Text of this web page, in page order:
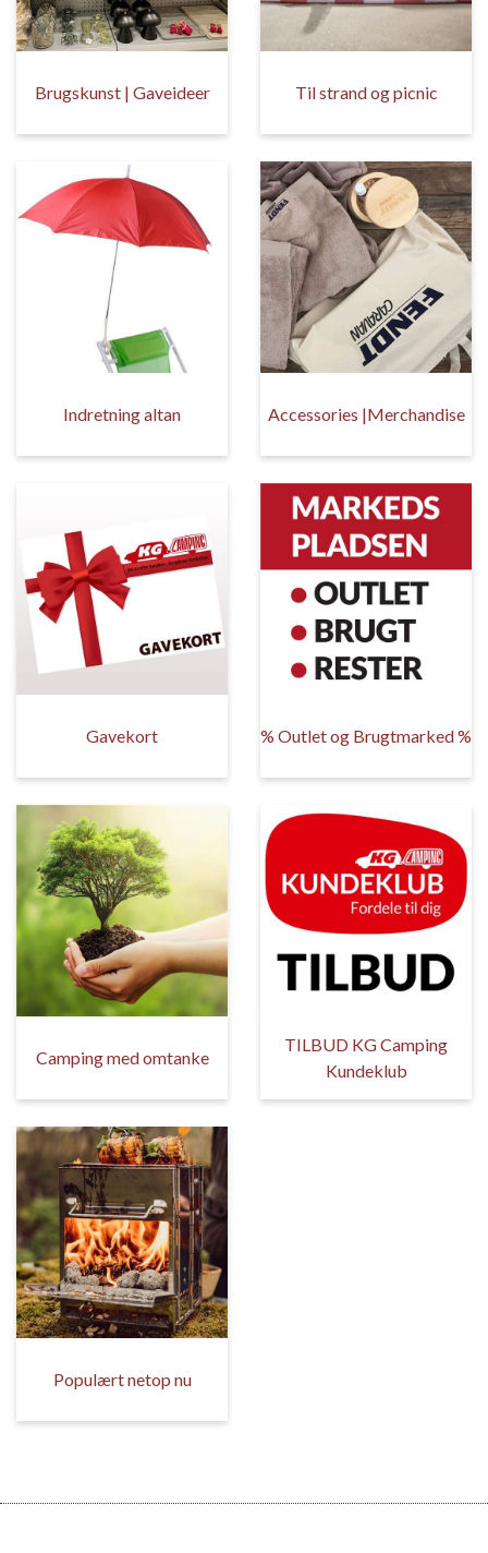
Brugskunst | Gaveideer Til strand og picnic
Indretning altan Accessories |Merchandise
Gavekort % Outlet og Brugtmarked %
Camping med omtanke
TILBUD KG Camping
Kundeklub
Populært netop nu